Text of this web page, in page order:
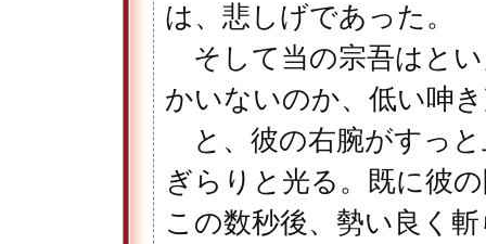
は、悲しげであった。
そして当の宗吾はと
かいないのか、低い呻
と、彼の右腕がすっと
ぎらりと光る。既に彼
この数秒後、勢い良く